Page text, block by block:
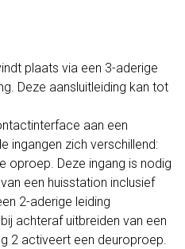
plaats via een 3-aderige
Deze aansluitleiding kan tot
aan een
ingangen zich verschillend:
oproep. Deze ingang is nodig
een huisstation inclusief
2-aderige leiding
achteraf uitbreiden van een
2 activeert een deuroproep.